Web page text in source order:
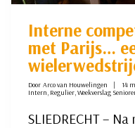
Interne
met Parijs…
Door Arco van Houwelingen
14
Intern, Regulier,Weekverslag
SLIEDRECHT –